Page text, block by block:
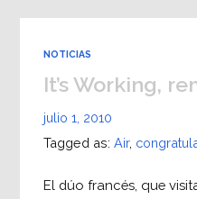
NOTICIAS
It’s Working,
julio 1, 2010
Tagged as: Air,
El dúo francés, que